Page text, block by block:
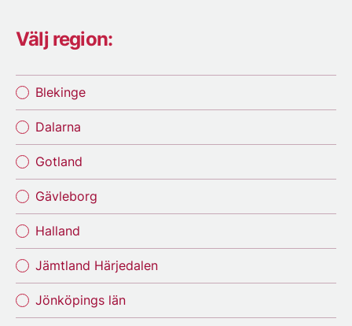
Välj region:
Blekinge
Dalarna
Gotland
Gävleborg
Halland
Jämtland Härjedalen
Jönköpings län